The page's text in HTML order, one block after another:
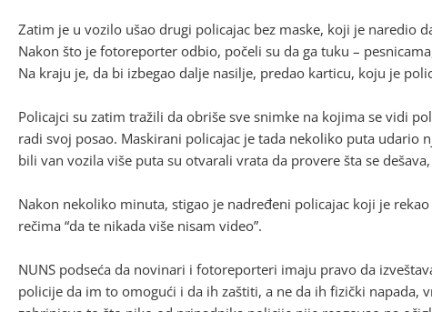
Zatim je u vozilo ušao drugi policajac bez maske, koji je naredio
Nakon što je fotoreporter odbio, počeli su da ga tuku –
Na kraju je, da bi izbegao dalje nasilje, predao karticu, koju je
Policajci su zatim tražili da obriše sve snimke na kojima se vidi
radi svoj posao. Maskirani policajac je tada nekoliko puta udario
bili van vozila više puta su otvarali vrata da provere šta se
Nakon nekoliko minuta, stigao je nadređeni policajac koji je
rečima “da te nikada više nisam video”.
NUNS podseća da novinari i fotoreporteri imaju pravo da
policije da im to omogući i da ih zaštiti, a ne da ih fizički napada,